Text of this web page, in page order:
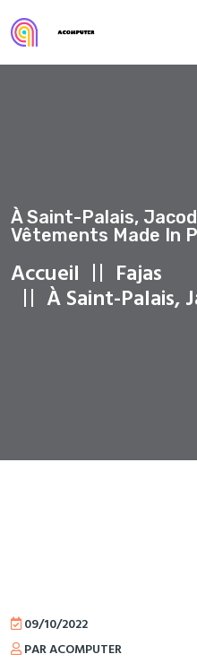
À Saint-Palais,
Vêtements Made In
Accueil Fajas
À Saint-Palais,
09/10/2022
PAR ACOMPUTER